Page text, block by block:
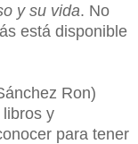
y su vida. No
está disponible
Ron)
y
para tener